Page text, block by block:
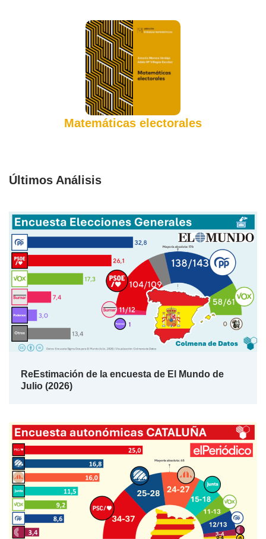
Matemáticas electorales
Últimos Análisis
ReEstimación de la encuesta de El Mundo de
Julio (2026)